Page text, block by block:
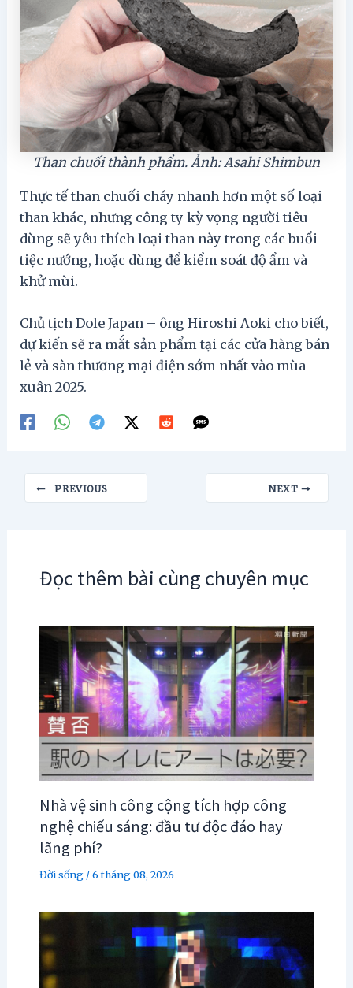
Than chuối thành phẩm. Ảnh: Asahi Shimbun
Thực tế than chuối cháy nhanh hơn một số loại
than khác, nhưng công ty kỳ vọng người tiêu
dùng sẽ yêu thích loại than này trong các buổi
tiệc nướng, hoặc dùng để kiểm soát độ ẩm và
khử mùi.
Chủ tịch Dole Japan – ông Hiroshi Aoki cho biết,
dự kiến sẽ ra mắt sản phẩm tại các cửa hàng bán
lẻ và sàn thương mại điện sớm nhất vào mùa
xuân 2025.
navigation
PREVIOUS NEXT
Đọc thêm bài cùng chuyên mục
Nhà vệ sinh công cộng tích hợp công
nghệ chiếu sáng: đầu tư độc đáo hay
lãng phí?
Đời sống/6 tháng 08, 2026